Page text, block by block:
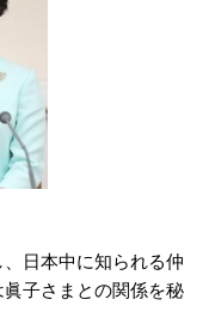
日本中に知られる仲
子さまとの関係を秘